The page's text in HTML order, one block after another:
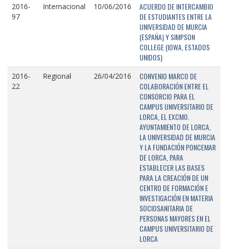
2016-
97
Internacional 10/06/2016
ACUERDO DE INTERCAMBIO
DE ESTUDIANTES ENTRE LA
UNIVERSIDAD DE MURCIA
(ESPAÑA) Y SIMPSON
COLLEGE (IOWA, ESTADOS
UNIDOS)
2016-
22
Regional 26/04/2016
CONVENIO MARCO DE
COLABORACIÓN ENTRE EL
CONSORCIO PARA EL
CAMPUS UNIVERSITARIO DE
LORCA, EL EXCMO.
AYUNTAMIENTO DE LORCA,
LA UNIVERSIDAD DE MURCIA
Y LA FUNDACIÓN PONCEMAR
DE LORCA, PARA
ESTABLECER LAS BASES
PARA LA CREACIÓN DE UN
CENTRO DE FORMACIÓN E
INVESTIGACIÓN EN MATERIA
SOCIOSANITARIA DE
PERSONAS MAYORES EN EL
CAMPUS UNIVERSITARIO DE
LORCA